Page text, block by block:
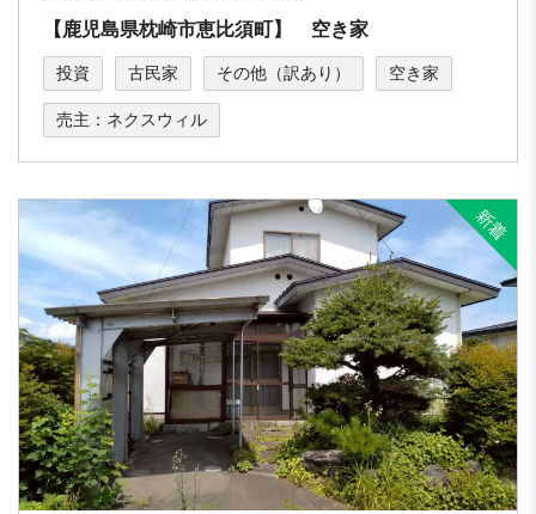
【鹿児島県枕崎市恵比須町】 空き家
投資 古民家 その他（訳あり） 空き家
売主：ネクスウィル